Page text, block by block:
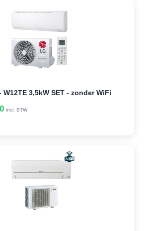
W12TE 3,5kW SET - zonder WiFi
incl. BTW